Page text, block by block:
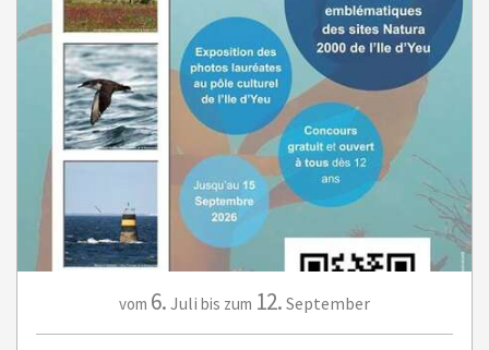
vom 6. Juli bis zum 12. September